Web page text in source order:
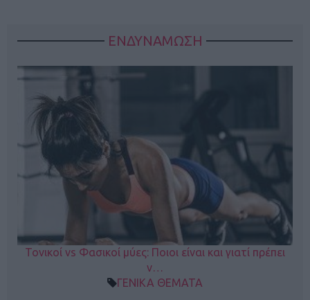
ΕΝΔΥΝΑΜΩΣΗ
Τονικοί vs Φασικοί μύες: Ποιοι είναι και γιατί πρέπει
ν…
ΓΕΝΙΚΑ ΘΕΜΑΤΑ